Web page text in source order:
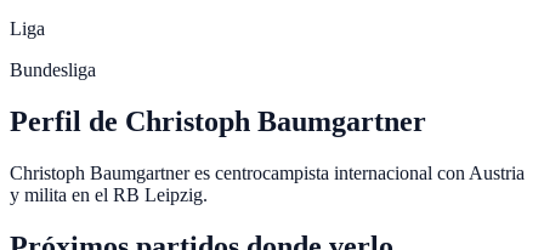
Liga
Bundesliga
Perfil de Christoph Baumgartner
Christoph Baumgartner es centrocampista internacional con Austria
y milita en el RB Leipzig.